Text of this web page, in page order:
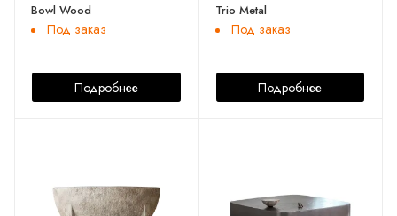
Bowl Wood
Под заказ
Подробнее
Trio Metal
Под заказ
Подробнее